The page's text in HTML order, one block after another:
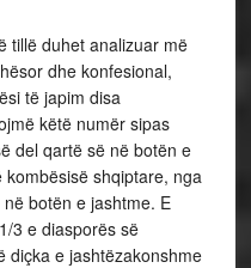
tillë duhet analizuar më
dhe konfesional,
të japim disa
këtë numër sipas
del qartë së në botën e
shqiptare, nga
botën e jashtme. E
3 e diasporës së
diçka e jashtëzakonshme